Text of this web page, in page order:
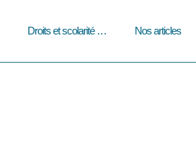
Droits et scolarité … Nos articles